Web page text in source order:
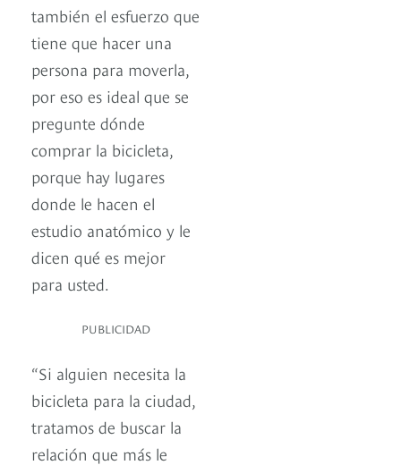
también el esfuerzo que
tiene que hacer una
persona para moverla,
por eso es ideal que se
pregunte dónde
comprar la bicicleta,
porque hay lugares
donde le hacen el
estudio anatómico y le
dicen qué es mejor
para usted.
PUBLICIDAD
“Si alguien necesita la
bicicleta para la ciudad,
tratamos de buscar la
relación que más le